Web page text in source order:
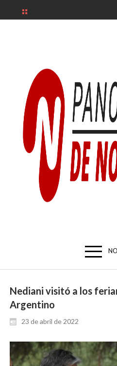
Nediani visitó a los
Argentino
23 de abril de 2022